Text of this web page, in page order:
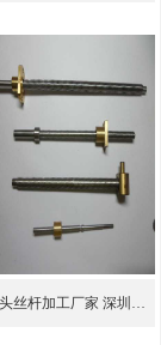
多头丝杆加工厂家 深圳双头丝杆加工价格 双头丝杆加工图片